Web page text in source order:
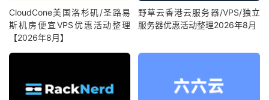
CloudCone美国洛杉矶/圣路易
斯机房便宜VPS优惠活动整理
【2026年8月】
野草云香港云服务器/VPS/独立
服务器优惠活动整理2026年8月